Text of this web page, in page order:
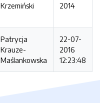
Krzemiński
2014
Patrycja
Krauze-
Maślankowska
22-07-
2016
12:23:48